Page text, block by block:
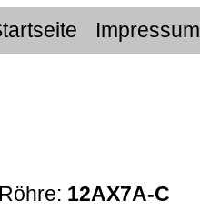
Impressum
12AX7A-C